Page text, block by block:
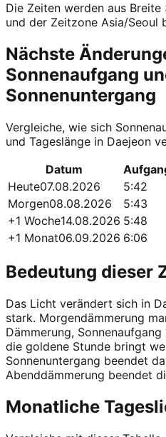
Die Zeiten werden aus Breite
und der Zeitzone Asia/Seoul
Nächste
Sonnenaufgang
Sonnenuntergang
Vergleiche, wie sich
und Tageslänge in Daejeon
Datum
Heute07.08.2026 5:42
Morgen08.08.2026 5:43
+1 Woche14.08.2026 5:48
+1 Monat06.09.2026 6:06
Bedeutung dieser
Das Licht verändert sich in
stark. Morgendämmerung
Dämmerung,
die goldene Stunde bringt
Sonnenuntergang beendet
Abenddämmerung beendet
Monatliche